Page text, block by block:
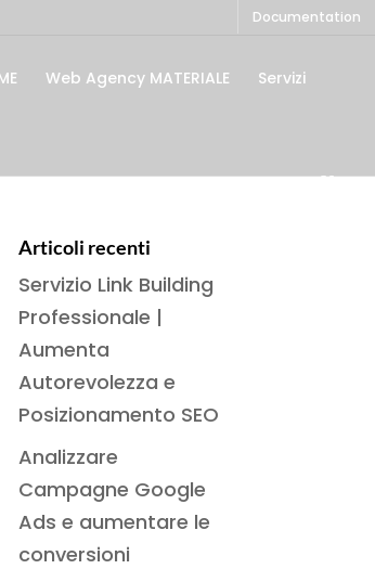
Documentation
Web Agency MATERIALE Servizi
Articoli recenti
Servizio Link Building
Professionale |
Aumenta
Autorevolezza e
Posizionamento SEO
Analizzare
Campagne Google
Ads e aumentare le
conversioni